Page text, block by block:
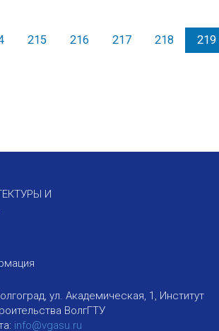
215 216 217 218 219
И
ул. Академическая, 1, Институт
ВолгГТУ
info@vgasu.ru